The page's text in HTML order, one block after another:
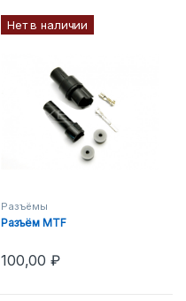
Нет в наличии
Разъёмы
Разъём MTF
100,00₽